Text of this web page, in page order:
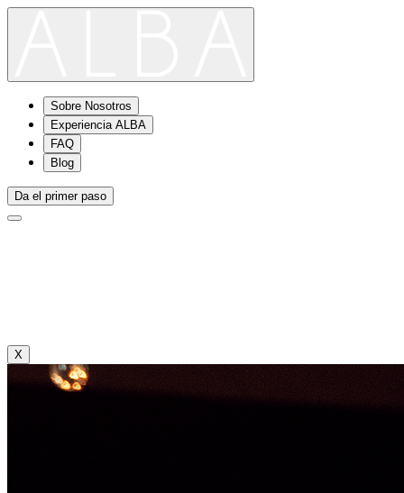
Sobre Nosotros
Experiencia ALBA
FAQ
Blog
Da el primer paso
X